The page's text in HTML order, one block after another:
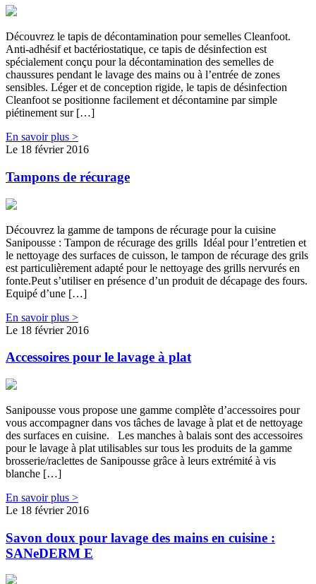
Découvrez le tapis de décontamination pour semelles Cleanfoot.
Anti-adhésif et bactériostatique, ce tapis de désinfection est
spécialement conçu pour la décontamination des semelles de
chaussures pendant le lavage des mains ou à l’entrée de zones
sensibles. Léger et de conception rigide, le tapis de désinfection
Cleanfoot se positionne facilement et décontamine par simple
piétinement sur […]
En savoir plus >
Le 18 février 2016
Tampons de récurage
Découvrez la gamme de tampons de récurage pour la cuisine
Sanipousse : Tampon de récurage des grills Idéal pour l’entretien et
le nettoyage des surfaces de cuisson, le tampon de récurage des grils
est particulièrement adapté pour le nettoyage des grills nervurés en
fonte.Peut s’utiliser en présence d’un produit de décapage des fours.
Equipé d’une […]
En savoir plus >
Le 18 février 2016
Accessoires pour le lavage à plat
Sanipousse vous propose une gamme complète d’accessoires pour
vous accompagner dans vos tâches de lavage à plat et de nettoyage
des surfaces en cuisine. Les manches à balais sont des accessoires
pour le lavage à plat utilisables sur tous les produits de la gamme
brosserie/raclettes de Sanipousse grâce à leurs extrémité à vis
blanche […]
En savoir plus >
Le 18 février 2016
Savon doux pour lavage des mains en cuisine :
SANeDERM E